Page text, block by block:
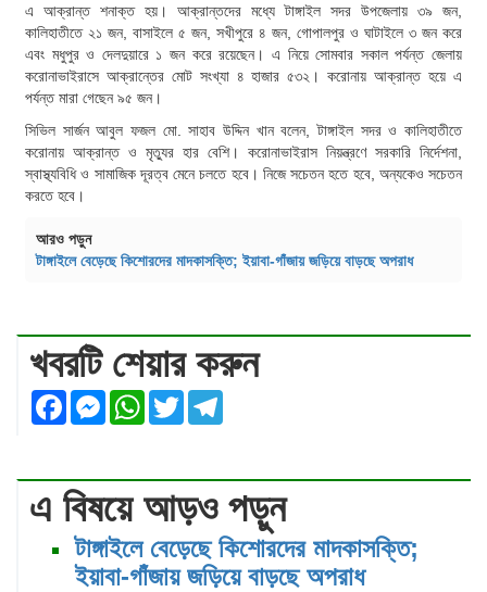
এ আক্রান্ত শনাক্ত হয়। আক্রান্তদের মধ্যে টাঙ্গাইল সদর উপজেলায় ৩৯ জন,
কালিহাতীতে ২১ জন, বাসাইলে ৫ জন, সখীপুরে ৪ জন, গোপালপুর ও ঘাটাইলে ৩ জন করে
এবং মধুপুর ও দেলদুয়ারে ১ জন করে রয়েছেন। এ নিয়ে সোমবার সকাল পর্যন্ত জেলায়
করোনাভাইরাসে আক্রান্তের মোট সংখ্যা ৪ হাজার ৫৩২। করোনায় আক্রান্ত হয়ে এ
পর্যন্ত মারা গেছেন ৯৫ জন।
সিভিল সার্জন আবুল ফজল মো. সাহাব উদ্দিন খান বলেন, টাঙ্গাইল সদর ও কালিহাতীতে
করোনায় আক্রান্ত ও মৃত্যুর হার বেশি। করোনাভাইরাস নিয়ন্ত্রণে সরকারি নির্দেশনা,
স্বাস্থ্যবিধি ও সামাজিক দূরত্ব মেনে চলতে হবে। নিজে সচেতন হতে হবে, অন্যকেও সচেতন
করতে হবে।
আরও পড়ুন
টাঙ্গাইলে বেড়েছে কিশোরদের মাদকাসক্তি; ইয়াবা-গাঁজায় জড়িয়ে বাড়ছে অপরাধ
খবরটি শেয়ার করুন
FacebookMessenger
WhatsApp
Twitter
এ বিষয়ে আড়ও পড়ুন
টাঙ্গাইলে বেড়েছে কিশোরদের মাদকাসক্তি;
ইয়াবা-গাঁজায় জড়িয়ে বাড়ছে অপরাধ